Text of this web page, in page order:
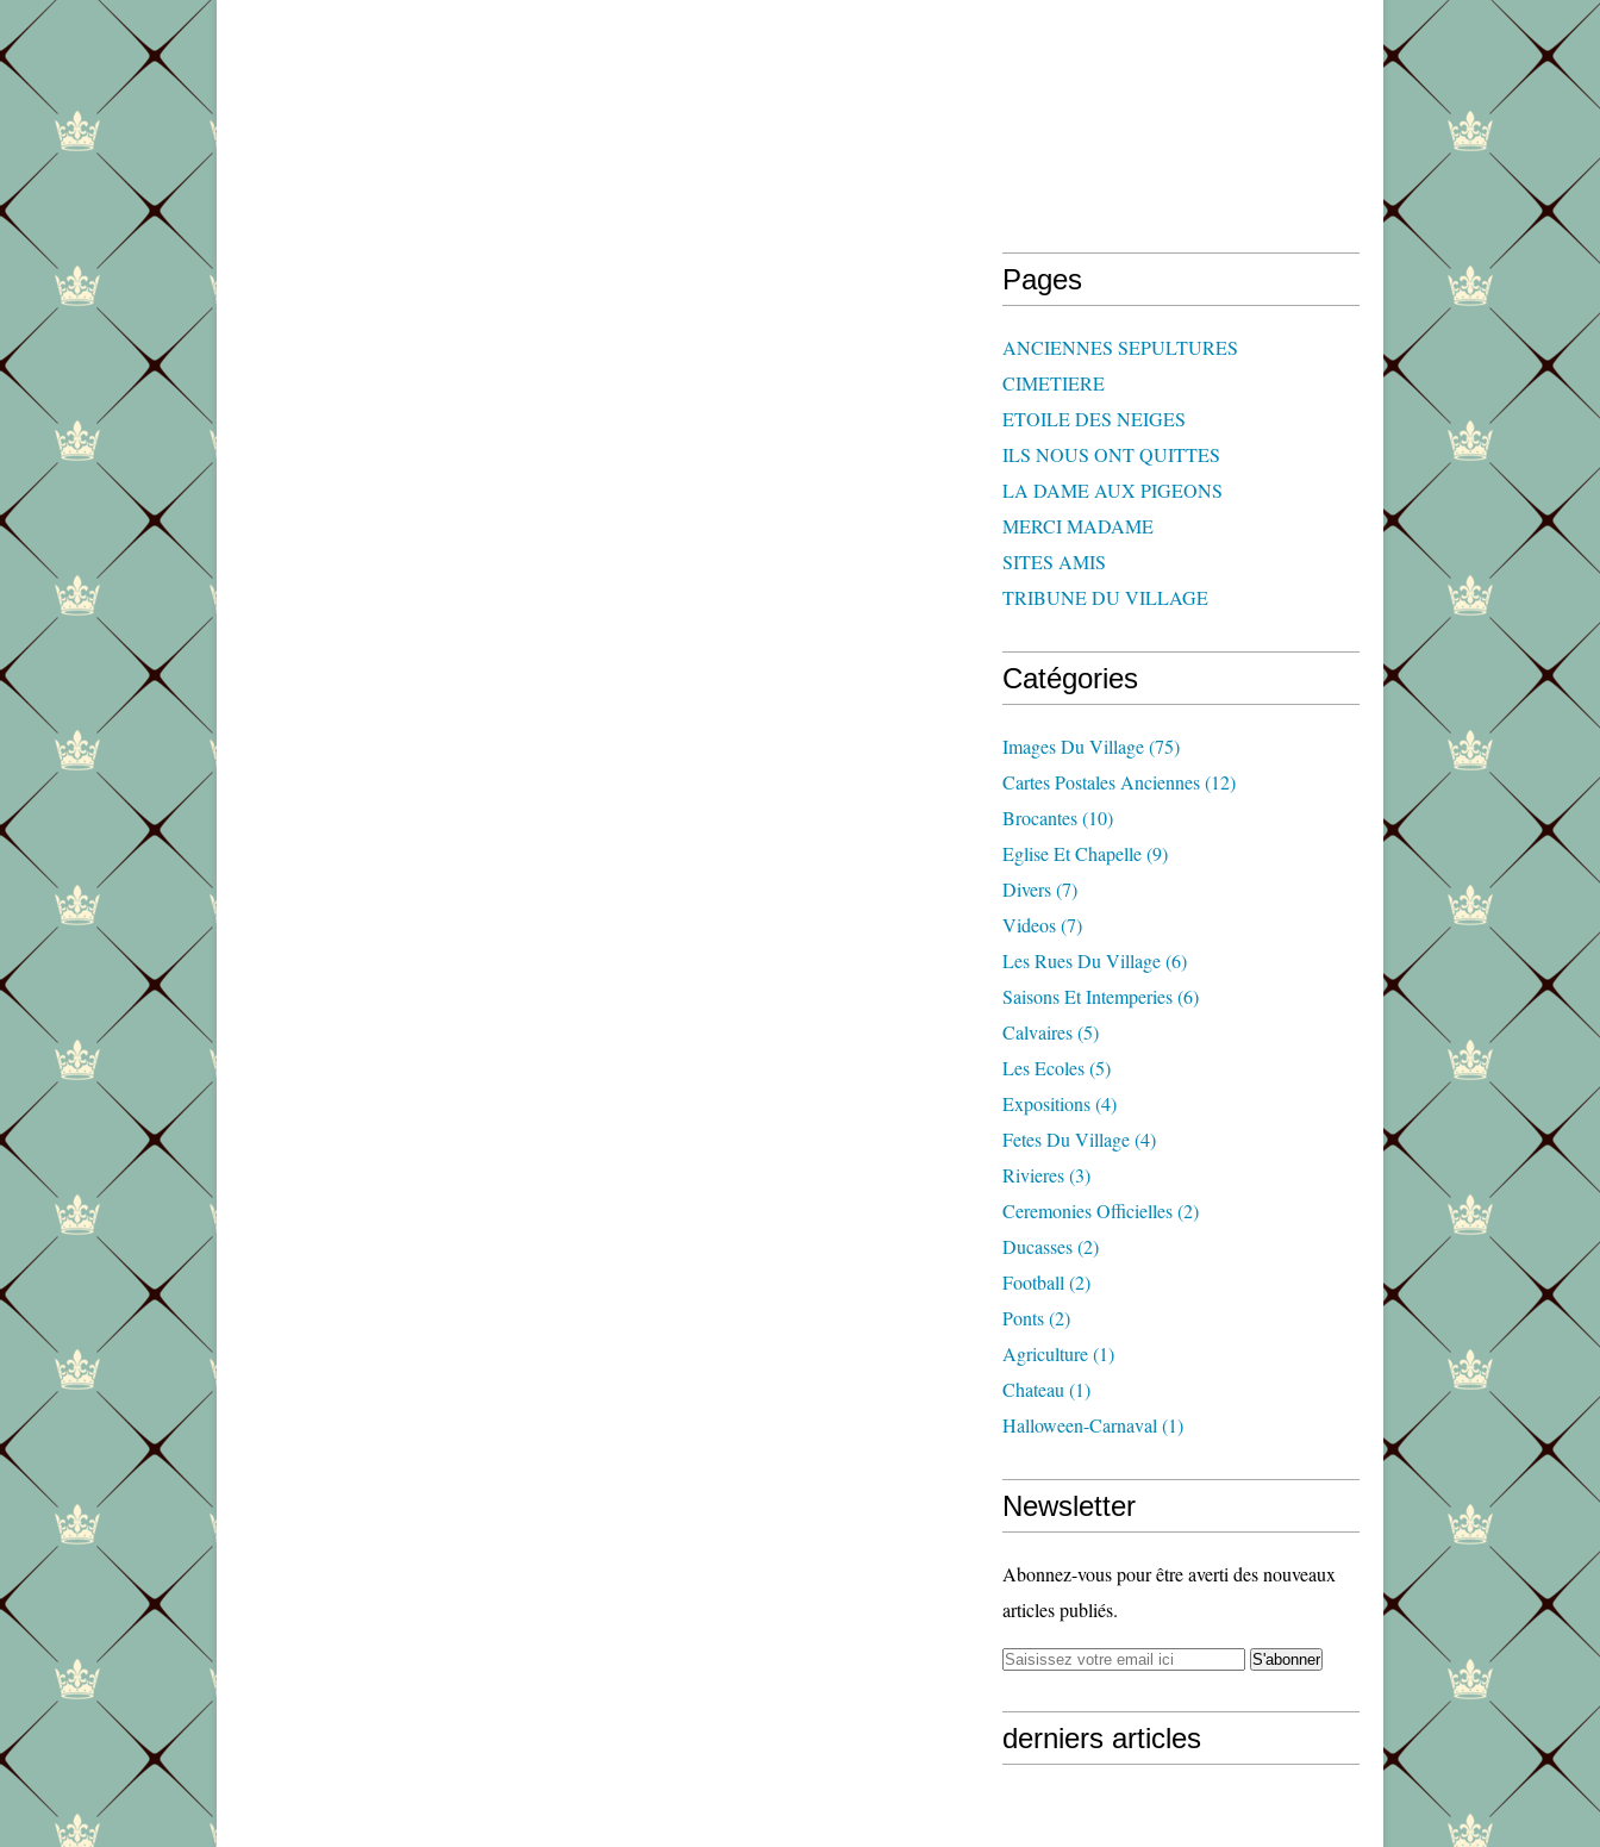
Pages
ANCIENNES SEPULTURES
CIMETIERE
ETOILE DES NEIGES
ILS NOUS ONT QUITTES
LA DAME AUX PIGEONS
MERCI MADAME
SITES AMIS
TRIBUNE DU VILLAGE
Catégories
Images Du Village(75)
Cartes Postales Anciennes(12)
Brocantes(10)
Eglise Et Chapelle(9)
Divers(7)
Videos(7)
Les Rues Du Village(6)
Saisons Et Intemperies(6)
Calvaires(5)
Les Ecoles(5)
Expositions(4)
Fetes Du Village(4)
Rivieres(3)
Ceremonies Officielles(2)
Ducasses(2)
Football (2)
Ponts(2)
Agriculture(1)
Chateau (1)
Halloween-Carnaval (1)
Newsletter
Abonnez-vous pour être averti des nouveaux
articles publiés.
derniers articles